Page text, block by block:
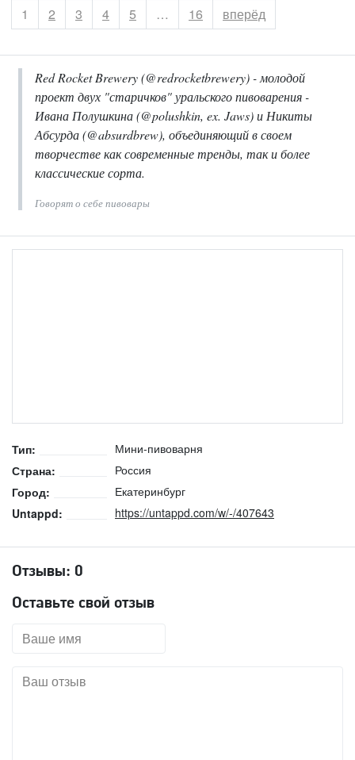
Страница
1 Страница
2 Страница
3 Страница
4 Страница
5 … Страница
16 вперёд
Red Rocket Brewery (@redrocketbrewery) - молодой
проект двух "старичков" уральского пивоварения -
Ивана Полушкина (@polushkin, ex. Jaws) и Никиты
Абсурда (@absurdbrew), объединяющий в своем
творчестве как современные тренды, так и более
классические сорта.
Говорят о себе пивовары
Тип:
Мини-пивоварня
Страна:
Россия
Город:
Екатеринбург
Untappd:
https://untappd.com/w/-/407643
Отзывы: 0
Оставьте свой отзыв